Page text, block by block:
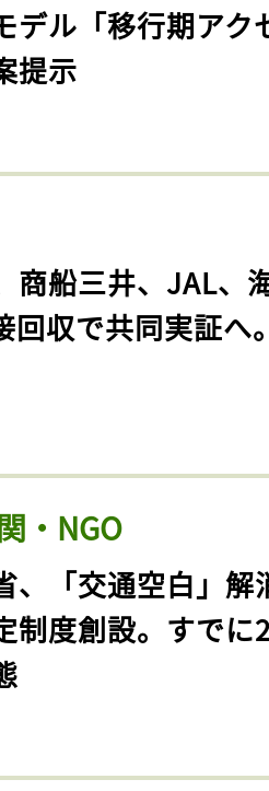
デル「移行期アク
提示
商船三井、JAL、
回収で共同実証へ
・NGO
、「交通空白」解
制度創設。すでに